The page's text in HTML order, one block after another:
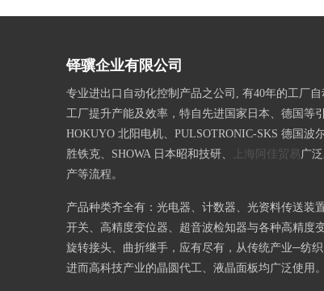
铎骥企业有限公司
专业进出口自动化控制产品之公司, 有40年的工厂
工厂提升产能及效率，特自先进国家日本、德国等
HOKUYO 北阳电机、PULSOTRONIC-SKS 德国波
胜铁克、SHOWA 日本昭和技研、
上海阿佳贸易广
产等流程。
产品种类齐全有：光电器、计数器、光资料传送装
开关、高精度变位器、超音波检知器与各种高精度
旋转接头、曲折继手，应有尽有，从传统产业─纺
进而高科技产业的晶圆代工、液晶面板均广泛使用。